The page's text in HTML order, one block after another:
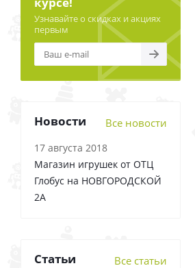
Узнавайте о скидках и акциях
первым
Новости Все новости
17 августа 2018
Магазин игрушек от ОТЦ
Глобус на НОВГОРОДСКОЙ
2А
Статьи Все статьи